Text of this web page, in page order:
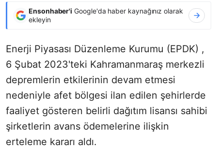
Ensonhaber'i Google'da haber kaynağınız olarak
ekleyin
Enerji Piyasası Düzenleme Kurumu (EPDK) ,
6 Şubat 2023'teki Kahramanmaraş merkezli
depremlerin etkilerinin devam etmesi
nedeniyle afet bölgesi ilan edilen şehirlerde
faaliyet gösteren belirli dağıtım lisansı sahibi
şirketlerin avans ödemelerine ilişkin
erteleme kararı aldı.